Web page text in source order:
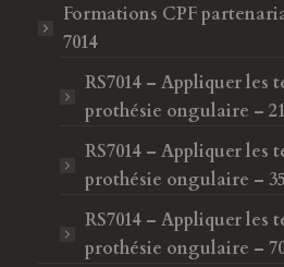
Formations CPF
7014
RS7014 – Appliquer les
prothésie ongulaire –
RS7014 – Appliquer les
prothésie ongulaire –
RS7014 – Appliquer les
prothésie ongulaire –